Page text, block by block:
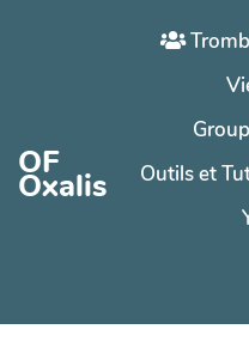
Aller au contenu
OF
Oxalis
Outils et